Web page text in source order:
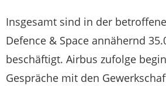
Insgesamt sind in der
Defence & Space annähernd
beschäftigt. Airbus zufolge
Gespräche mit den